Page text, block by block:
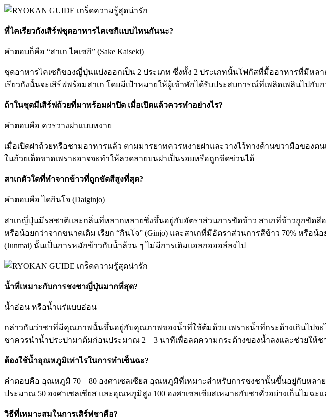
ที่ไคเรียวกังเสิร์ฟชุดอาหารไคเซกิแบบไหนกันนะ?
คำตอบก็คือ “สาเก ไคเซกิ” (Sake Kaiseki)
ชุดอาหารไคเซกิของญี่ปุ่นแบ่งออกเป็น 2 ประเภท ซึ่งทั้ง 2 ประเภทนั้นโฟกัสที่มื้ออาหารที่มีหล
เรียวกังนั้นจะเสิร์ฟพร้อมสาเก โดยมีเป้าหมายให้ผู้เข้าพักได้รับประสบการณ์ที่เพลิดเพลินไปกับ
ถ้าในชุดมีเสิร์ฟถ้วยที่มาพร้อมฝาปิด เมื่อเปิดแล้วควรทำอย่างไร?
คำตอบคือ ควรวางฝาแบบหงาย
เมื่อเปิดฝาถ้วยหรือชามอาหารแล้ว ตามมารยาทควรหงายฝาและวางไว้ทางด้านขวามือของต
ในถ้วยเด็ดขาดเพราะอาจจะทำให้ลวดลายบนฝาเป็นรอยหรือถูกขีดข่วนได้
สาเกตัวใดที่ทำจากข้าวที่ถูกขัดสีสูงที่สุด?
คำตอบคือ ไดกินโจ (Daiginjo)
สาเกญี่ปุ่นมีรสชาติและกลิ่นที่หลากหลายซึ่งขึ้นอยู่กับอัตราส่วนการขัดข้าว สาเกที่ข้าวถูกขัดสีอ
หรือน้อยกว่าจากขนาดเดิม เรียก “กินโจ” (Ginjo) และสาเกที่มีอัตราส่วนการสีข้าว 70% หรือน้
(Junmai) นั้นเป็นการหมักข้าวกับน้ำล้วน ๆ ไม่มีการเติมแอลกอฮอล์ลงไป
น้ำที่เหมาะกับการชงชาญี่ปุ่นมากที่สุด?
น้ำอ่อน หรือน้ำแร่แบบอ่อน
กล่าวกันว่าชาที่มีคุณภาพนั้นขึ้นอยู่กับคุณภาพของน้ำที่ใช้ต้มด้วย เพราะน้ำที่กระด้างเกินไปจะ
ชาควรนำน้ำประปามาต้มก่อนประมาณ 2 – 3 นาทีเพื่อลดความกระด้างของน้ำลงและช่วยให้
ต้องใช้น้ำอุณหภูมิเท่าไรในการทำเซ็นฉะ?
คำตอบคือ อุณหภูมิ 70 – 80 องศาเซลเซียส อุณหภูมิที่เหมาะสำหรับการชงชานั้นขึ้นอยู่กับหลา
ประมาณ 50 องศาเซลเซียส และอุณหภูมิสูง 100 องศาเซลเซียสเหมาะกับชาคั่วอย่างเก็นไม
วิธีที่เหมาะสมในการเสิร์ฟชาคือ?